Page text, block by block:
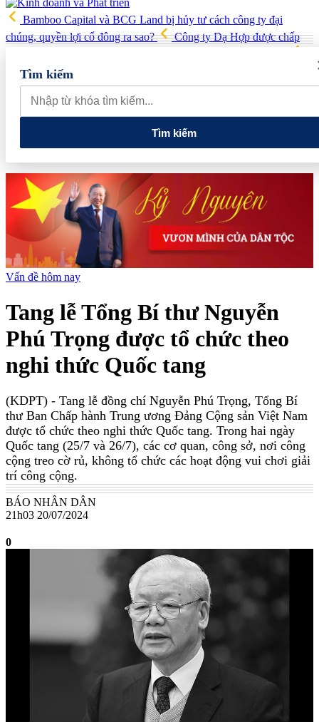
Bamboo Capital và BCG Land bị hủy tư cách công ty đại
chúng, quyền lợi cổ đông ra sao?
Công ty Dạ Hợp được chấp
Gia đình Chủ tịch DIC Corp tiếp tục bị bán giải chấp hơn 8 triệu cổ
phiếu, doanh nghiệp mới hoàn thành khoảng 1/4 kế hoạch năm
Giá vàng sáng nay (7/8): Vàng SJC quay đầu giảm sâu
các cơ chế, chính sách đặc thù để thúc đẩy phát triển khu kinh tế đặc
Tìm kiếm
Tìm kiếm
Vấn đề hôm nay
Tang lễ Tổng Bí thư Nguyễn
Phú Trọng được tổ chức theo
nghi thức Quốc tang
(KDPT) - Tang lễ đồng chí Nguyễn Phú Trọng, Tổng Bí
thư Ban Chấp hành Trung ương Đảng Cộng sản Việt Nam
được tổ chức theo nghi thức Quốc tang. Trong hai ngày
Quốc tang (25/7 và 26/7), các cơ quan, công sở, nơi công
cộng treo cờ rủ, không tổ chức các hoạt động vui chơi giải
trí công cộng.
BÁO NHÂN DÂN
21h03 20/07/2024
0